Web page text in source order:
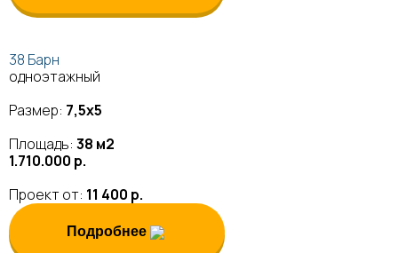
38 Барн
одноэтажный
Размер: 7,5х5
Площадь: 38 м2
1.710.000 р.
Проект от: 11 400 р.
Подробнее